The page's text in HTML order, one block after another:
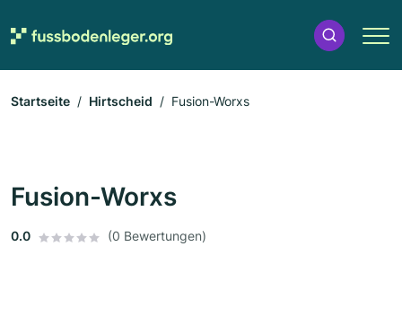
Startseite Hirtscheid Fusion-Worxs
Fusion-Worxs
0.0 (0 Bewertungen)